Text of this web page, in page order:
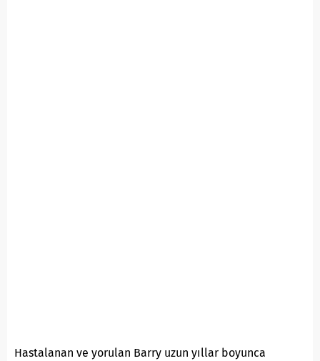
Hastalanan ve yorulan Barry uzun yıllar boyunca